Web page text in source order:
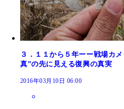
３．１１から５年ーー戦場カ
真”の先に見える復興の真実
2016年03月10日 06:00